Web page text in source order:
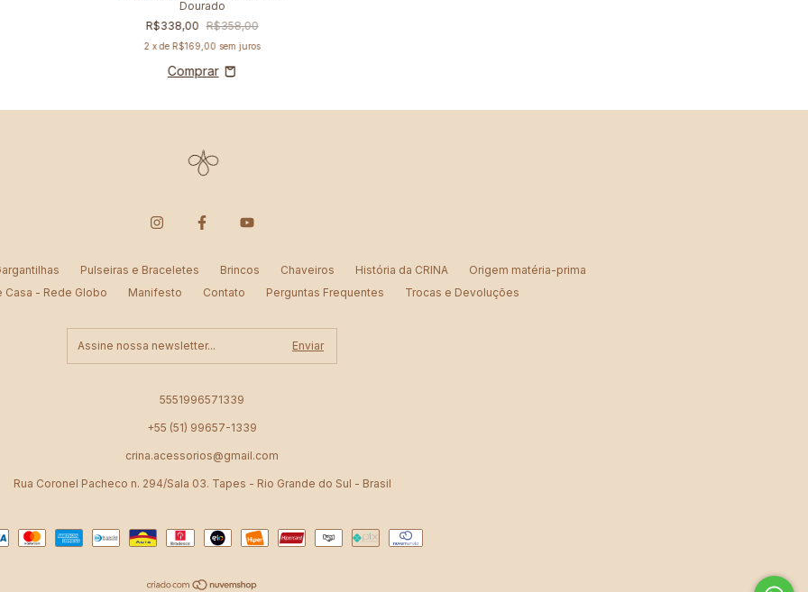
Dourado
R$338,00 R$358,00
2 x de R$169,00 sem juros
Pulseiras e Braceletes Brincos Chaveiros História da CRINA
Origem matéria-prima
Casa - Rede Globo
Manifesto Contato Perguntas Frequentes Trocas e Devoluções
5551996571339
+55 (51) 99657-1339
crina.acessorios@gmail.com
Rua Coronel Pacheco n. 294/Sala 03. Tapes - Rio Grande do Sul - Brasil